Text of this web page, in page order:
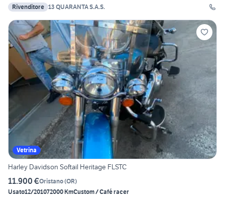
Rivenditore 13 QUARANTA S.A.S.
Vetrina
Harley Davidson Softail Heritage FLSTC
11.900 €Oristano(OR)
Usato12/201072000 KmCustom / Café racer